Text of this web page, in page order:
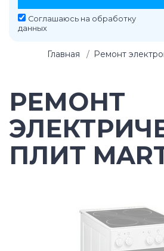
Соглашаюсь на обработку
данных
Главная Ремонт
РЕМОНТ
ПЛИТ